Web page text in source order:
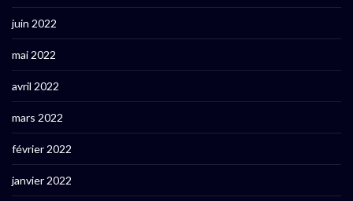
juin 2022
mai 2022
avril 2022
mars 2022
février 2022
janvier 2022